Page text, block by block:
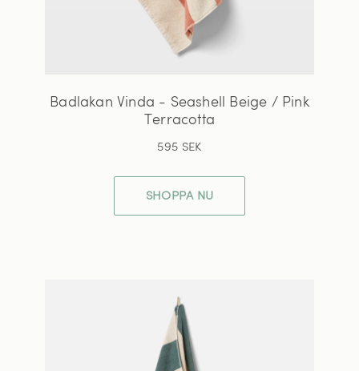
Badlakan Vinda - Seashell Beige / Pink
Terracotta
595 SEK
SHOPPA NU